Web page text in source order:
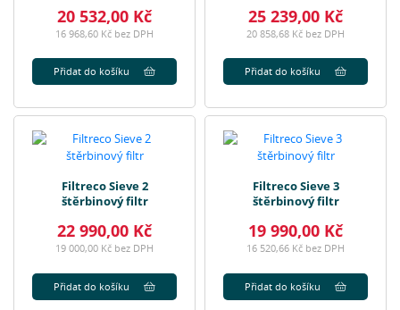
20 532,00 Kč
16 968,60 Kč bez DPH
Přidat do košíku
25 239,00 Kč
20 858,68 Kč bez DPH
Přidat do košíku
Filtreco Sieve 2
štěrbinový filtr
22 990,00 Kč
19 000,00 Kč bez DPH
Přidat do košíku
Filtreco Sieve 3
štěrbinový filtr
19 990,00 Kč
16 520,66 Kč bez DPH
Přidat do košíku